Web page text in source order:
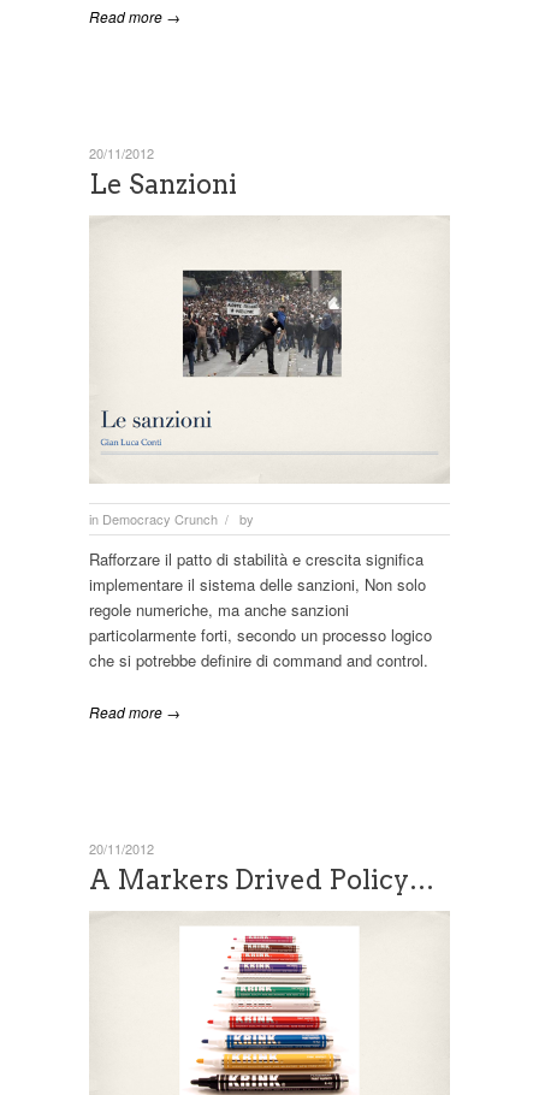
Read more →
Le Sanzioni
in Democracy Crunch / by
20/11/2012
Rafforzare il patto di stabilità e crescita significa
implementare il sistema delle sanzioni, Non solo
regole numeriche, ma anche sanzioni
particolarmente forti, secondo un processo logico
che si potrebbe definire di command and control.
Read more →
A Markers Drived Policy…
20/11/2012